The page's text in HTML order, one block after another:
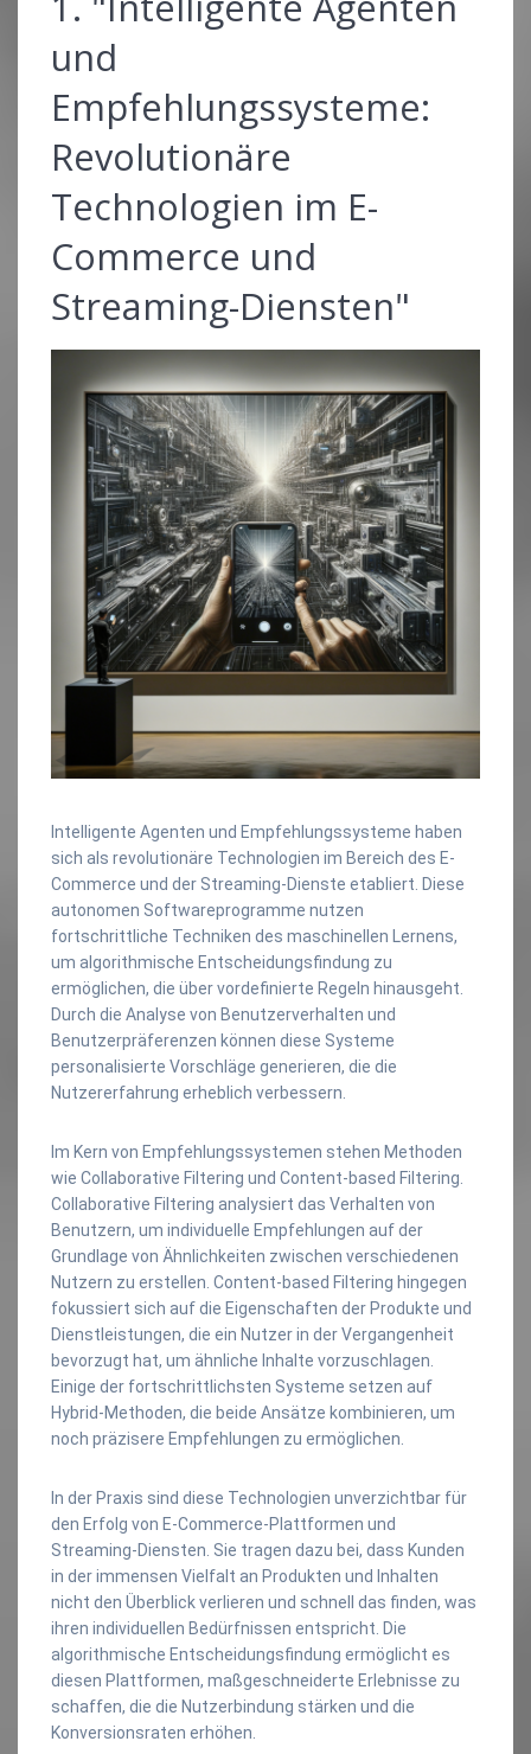
und
Empfehlungssysteme:
Revolutionäre
Technologien im E-
Commerce und
Streaming-Diensten"
Intelligente Agenten und Empfehlungssysteme haben
sich als revolutionäre Technologien im Bereich des E-
Commerce und der Streaming-Dienste etabliert. Diese
autonomen Softwareprogramme nutzen
fortschrittliche Techniken des maschinellen Lernens,
um algorithmische Entscheidungsfindung zu
ermöglichen, die über vordefinierte Regeln hinausgeht.
Durch die Analyse von Benutzerverhalten und
Benutzerpräferenzen können diese Systeme
personalisierte Vorschläge generieren, die die
Nutzererfahrung erheblich verbessern.
Im Kern von Empfehlungssystemen stehen Methoden
wie Collaborative Filtering und Content-based Filtering.
Collaborative Filtering analysiert das Verhalten von
Benutzern, um individuelle Empfehlungen auf der
Grundlage von Ähnlichkeiten zwischen verschiedenen
Nutzern zu erstellen. Content-based Filtering hingegen
fokussiert sich auf die Eigenschaften der Produkte und
Dienstleistungen, die ein Nutzer in der Vergangenheit
bevorzugt hat, um ähnliche Inhalte vorzuschlagen.
Einige der fortschrittlichsten Systeme setzen auf
Hybrid-Methoden, die beide Ansätze kombinieren, um
noch präzisere Empfehlungen zu ermöglichen.
In der Praxis sind diese Technologien unverzichtbar für
den Erfolg von E-Commerce-Plattformen und
Streaming-Diensten. Sie tragen dazu bei, dass Kunden
in der immensen Vielfalt an Produkten und Inhalten
nicht den Überblick verlieren und schnell das finden, was
ihren individuellen Bedürfnissen entspricht. Die
algorithmische Entscheidungsfindung ermöglicht es
diesen Plattformen, maßgeschneiderte Erlebnisse zu
schaffen, die die Nutzerbindung stärken und die
Konversionsraten erhöhen.